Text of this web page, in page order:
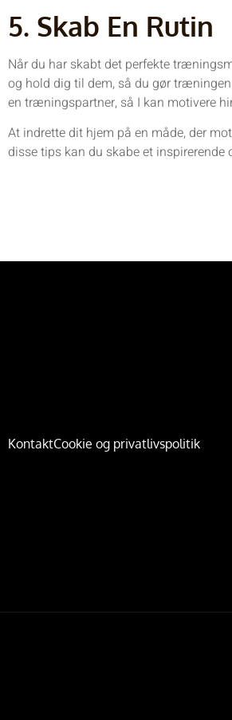
5. Skab En Rutin
Når du har skabt det perfekte
og hold dig til dem, så du gør
en træningspartner, så I kan motivere
At indrette dit hjem på en måde, der
disse tips kan du skabe et
KontaktCookie og privatlivspolitik